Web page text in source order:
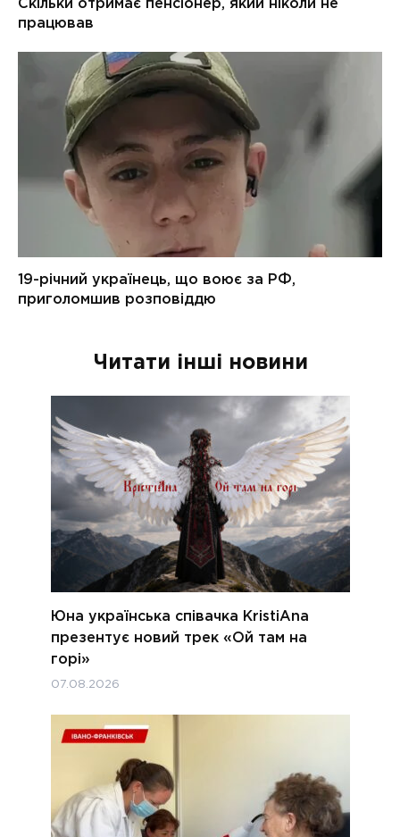
Читати інші новини
Юна українська співачка KristiAna
презентує новий трек «Ой там на
горі»
07.08.2026